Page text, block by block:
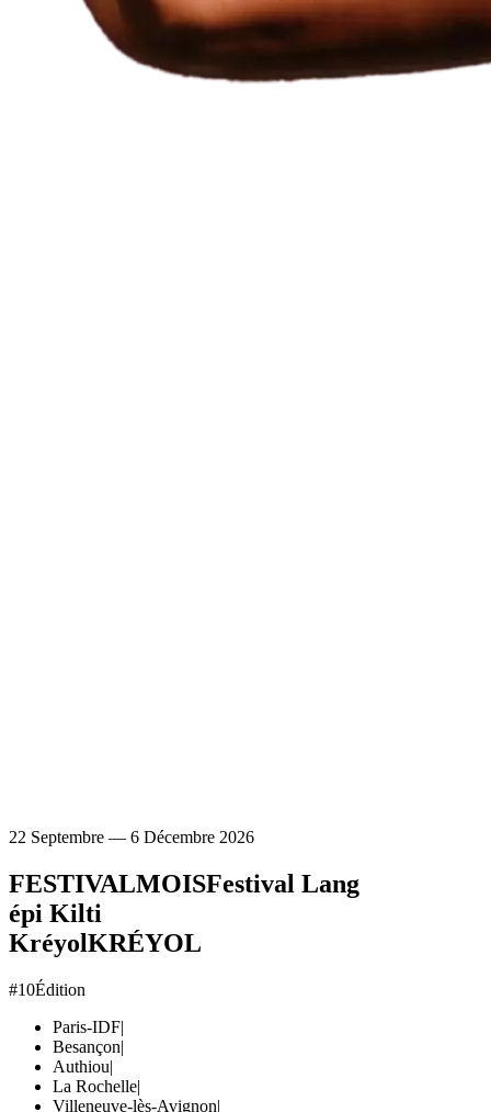
22 Septembre — 6 Décembre 2026
FESTIVALMOISFestival Lang
épi Kilti
KréyolKRÉYOL
#10Édition
Paris-IDF|
Besançon|
Authiou|
La Rochelle|
Villeneuve-lès-Avignon|